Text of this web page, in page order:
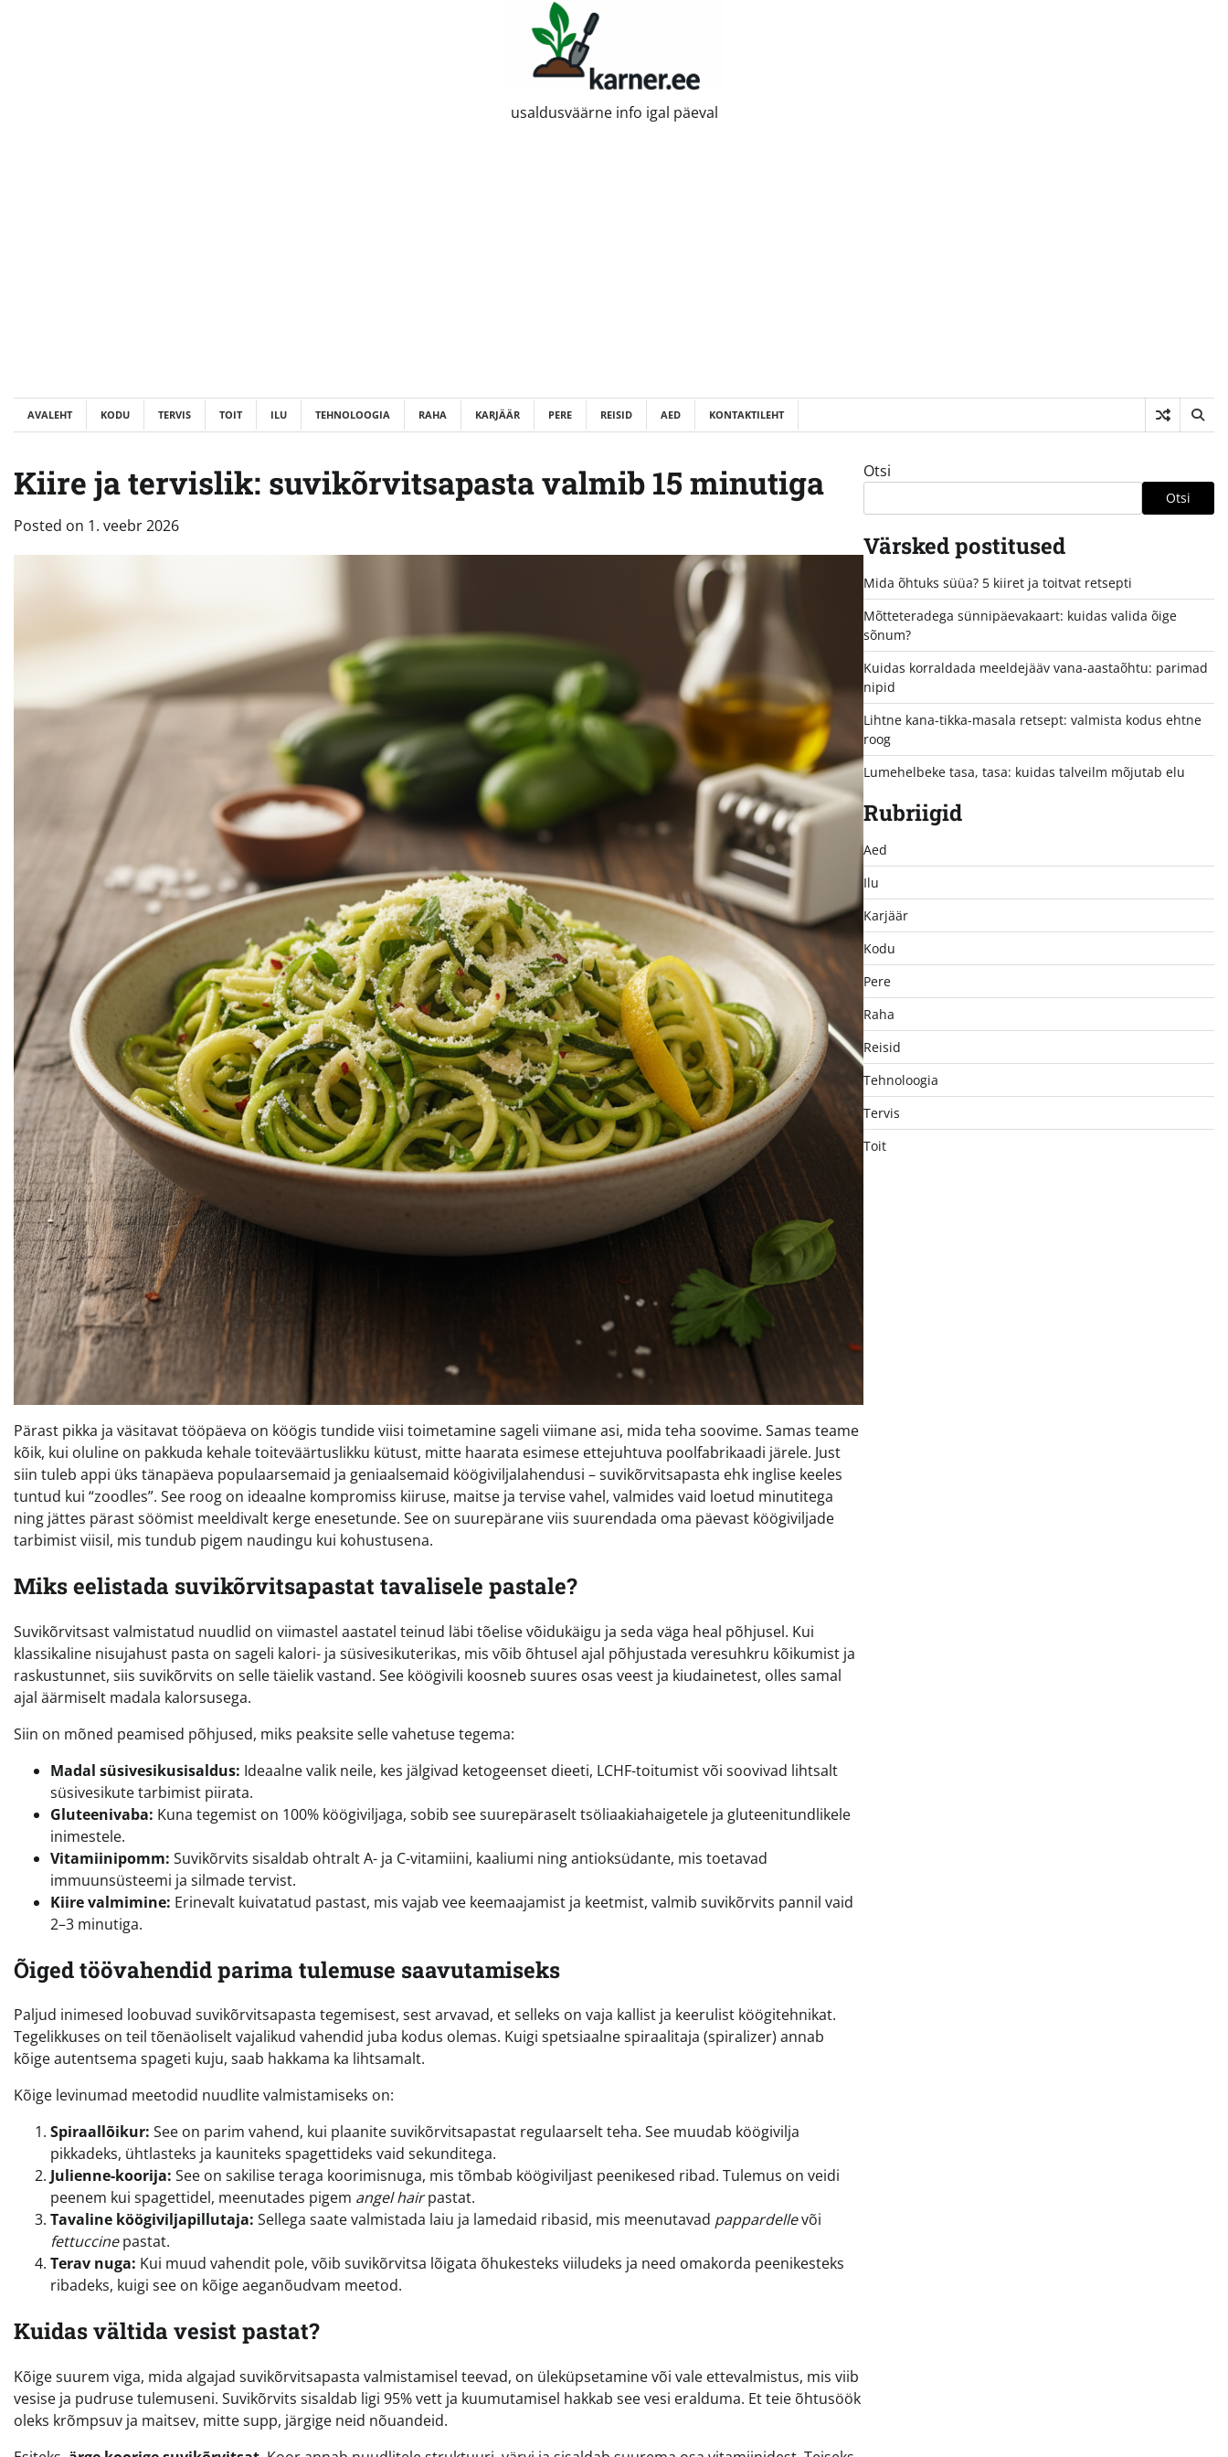
usaldusväärne info igal päeval
AVALEHT KODU TERVIS TOIT ILU TEHNOLOOGIA RAHA KARJÄÄR PERE REISID AED KONTAKTILEHT
Kiire ja tervislik: suvikõrvitsapasta valmib 15 minutiga
Posted on 1. veebr 2026
Pärast pikka ja väsitavat tööpäeva on köögis tundide viisi toimetamine sageli viimane asi, mida teha soovime. Samas teame
kõik, kui oluline on pakkuda kehale toiteväärtuslikku kütust, mitte haarata esimese ettejuhtuva poolfabrikaadi järele. Just
siin tuleb appi üks tänapäeva populaarsemaid ja geniaalsemaid köögiviljalahendusi – suvikõrvitsapasta ehk inglise keeles
tuntud kui “zoodles”. See roog on ideaalne kompromiss kiiruse, maitse ja tervise vahel, valmides vaid loetud minutitega
ning jättes pärast söömist meeldivalt kerge enesetunde. See on suurepärane viis suurendada oma päevast köögiviljade
tarbimist viisil, mis tundub pigem naudingu kui kohustusena.
Miks eelistada suvikõrvitsapastat tavalisele pastale?
Suvikõrvitsast valmistatud nuudlid on viimastel aastatel teinud läbi tõelise võidukäigu ja seda väga heal põhjusel. Kui
klassikaline nisujahust pasta on sageli kalori- ja süsivesikuterikas, mis võib õhtusel ajal põhjustada veresuhkru kõikumist ja
raskustunnet, siis suvikõrvits on selle täielik vastand. See köögivili koosneb suures osas veest ja kiudainetest, olles samal
ajal äärmiselt madala kalorsusega.
Siin on mõned peamised põhjused, miks peaksite selle vahetuse tegema:
Madal süsivesikusisaldus: Ideaalne valik neile, kes jälgivad ketogeenset dieeti, LCHF-toitumist või soovivad lihtsalt
süsivesikute tarbimist piirata.
Gluteenivaba: Kuna tegemist on 100% köögiviljaga, sobib see suurepäraselt tsöliaakiahaigetele ja gluteenitundlikele
inimestele.
Vitamiinipomm: Suvikõrvits sisaldab ohtralt A- ja C-vitamiini, kaaliumi ning antioksüdante, mis toetavad
immuunsüsteemi ja silmade tervist.
Kiire valmimine: Erinevalt kuivatatud pastast, mis vajab vee keemaajamist ja keetmist, valmib suvikõrvits pannil vaid
2–3 minutiga.
Õiged töövahendid parima tulemuse saavutamiseks
Paljud inimesed loobuvad suvikõrvitsapasta tegemisest, sest arvavad, et selleks on vaja kallist ja keerulist köögitehnikat.
Tegelikkuses on teil tõenäoliselt vajalikud vahendid juba kodus olemas. Kuigi spetsiaalne spiraalitaja (spiralizer) annab
kõige autentsema spageti kuju, saab hakkama ka lihtsamalt.
Kõige levinumad meetodid nuudlite valmistamiseks on:
Spiraallõikur: See on parim vahend, kui plaanite suvikõrvitsapastat regulaarselt teha. See muudab köögivilja
pikkadeks, ühtlasteks ja kauniteks spagettideks vaid sekunditega.
Julienne-koorija: See on sakilise teraga koorimisnuga, mis tõmbab köögiviljast peenikesed ribad. Tulemus on veidi
peenem kui spagettidel, meenutades pigem angel hairpastat.
Tavaline köögiviljapillutaja: Sellega saate valmistada laiu ja lamedaid ribasid, mis meenutavad pappardellevõi
fettuccinepastat.
Terav nuga: Kui muud vahendit pole, võib suvikõrvitsa lõigata õhukesteks viiludeks ja need omakorda peenikesteks
ribadeks, kuigi see on kõige aeganõudvam meetod.
Kuidas vältida vesist pastat?
Kõige suurem viga, mida algajad suvikõrvitsapasta valmistamisel teevad, on üleküpsetamine või vale ettevalmistus, mis viib
vesise ja pudruse tulemuseni. Suvikõrvits sisaldab ligi 95% vett ja kuumutamisel hakkab see vesi eralduma. Et teie õhtusöök
oleks krõmpsuv ja maitsev, mitte supp, järgige neid nõuandeid.
Otsi
Otsi
Värsked postitused
Mida õhtuks süüa? 5 kiiret ja toitvat retsepti
Mõtteteradega sünnipäevakaart: kuidas valida õige
sõnum?
Kuidas korraldada meeldejääv vana-aastaõhtu: parimad
nipid
Lihtne kana-tikka-masala retsept: valmista kodus ehtne
roog
Lumehelbeke tasa, tasa: kuidas talveilm mõjutab elu
Rubriigid
Aed
Ilu
Karjäär
Kodu
Pere
Raha
Reisid
Tehnoloogia
Tervis
Toit